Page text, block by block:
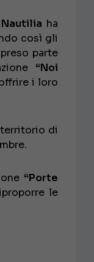
Nautilia ha
così gli
parte
“Noi
i loro
territorio di
“Porte
le